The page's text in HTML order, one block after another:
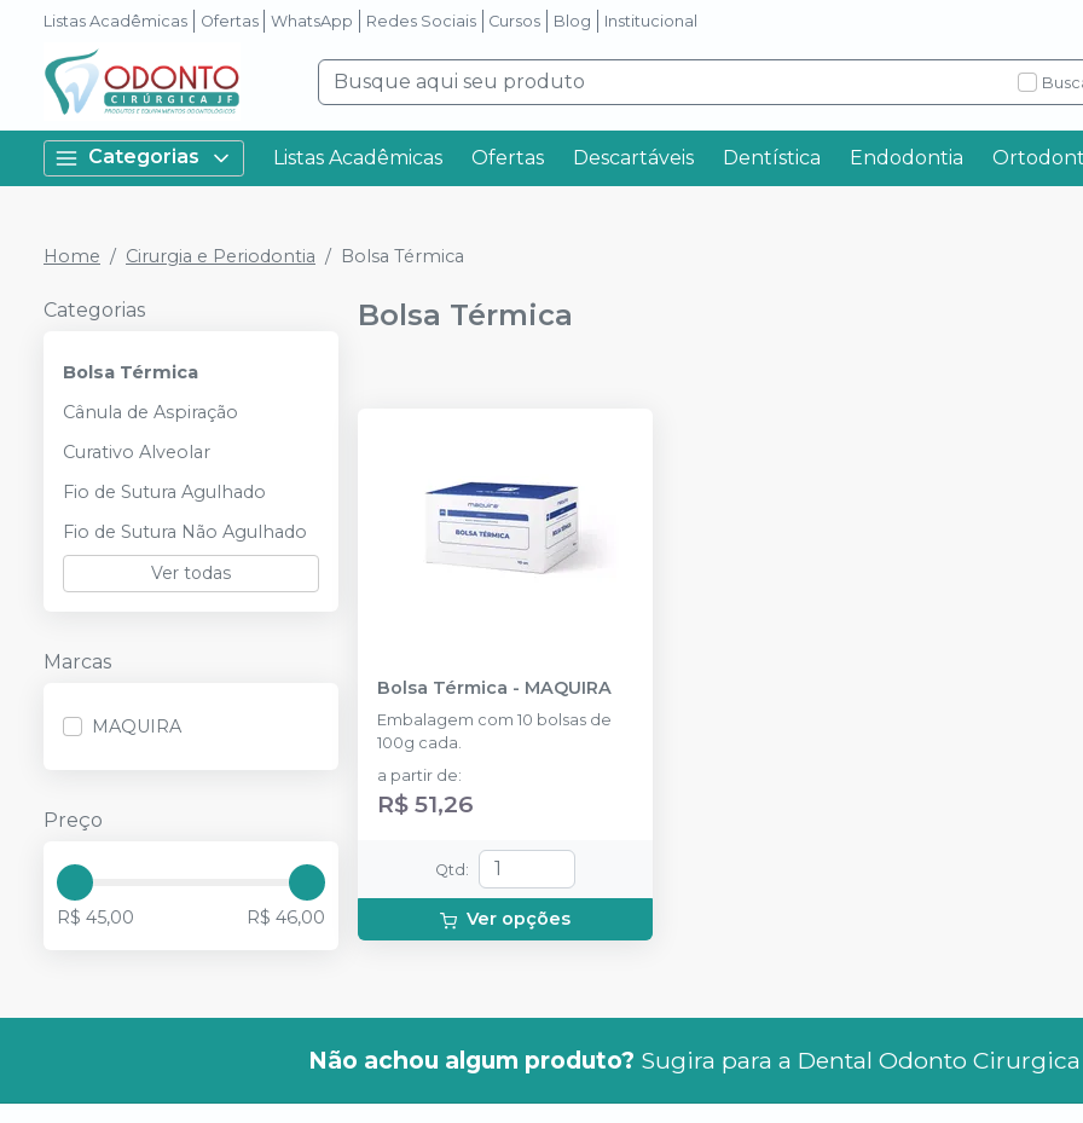
Listas Acadêmicas Ofertas WhatsApp Redes Sociais Cursos Blog Institucional
Categorias Listas Acadêmicas Ofertas Descartáveis Dentística Endodontia
Home Cirurgia e Periodontia Bolsa Térmica
Categorias
Bolsa Térmica
Cânula de Aspiração
Curativo Alveolar
Fio de Sutura Agulhado
Fio de Sutura Não Agulhado
Ver todas
Marcas
MAQUIRA
Preço
R$ 45,00 R$ 46,00
Bolsa Térmica
Bolsa Térmica - MAQUIRA
Embalagem com 10 bolsas de
100g cada.
a partir de:
R$ 51,26
Qtd:
Ver opções
Não achou algum produto? Sugira para a Dental Odonto Cirurgica